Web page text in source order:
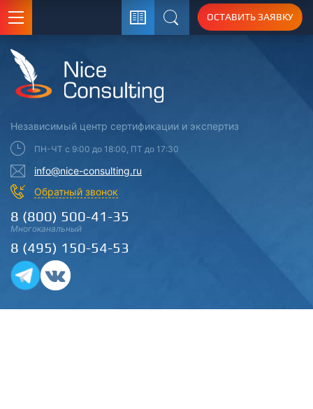
Поиск
ОСТАВИТЬ ЗАЯВКУ
Независимый центр сертификации и экспертиз
ПН-ЧТ с 9:00 до 18:00, ПТ до 17:30
info@nice-consulting.ru
Обратный звонок
8 (800) 500-41-35
Многоканальный
8 (495) 150-54-53